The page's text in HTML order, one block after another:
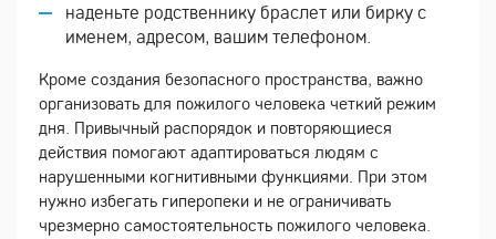
наденьте родственнику браслет или бирку с
именем, адресом, вашим телефоном.
Кроме создания безопасного пространства, важно
организовать для пожилого человека четкий режим
дня. Привычный распорядок и повторяющиеся
действия помогают адаптироваться людям с
нарушенными когнитивными функциями. При этом
нужно избегать гиперопеки и не ограничивать
чрезмерно самостоятельность пожилого человека.